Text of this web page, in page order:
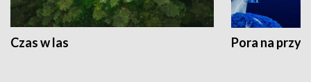
Czas w las Pora na